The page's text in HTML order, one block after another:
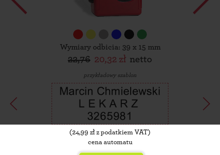
Wymiary odbicia: 39 x 15 mm
22,76 20,32 zł netto
przykładowy szablon
(24,99 zł z podatkiem VAT)
cena automatu